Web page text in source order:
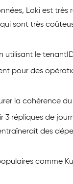
Loki est
sont très
utilisant le
pour des
la cohérence
3 répliques de
des
comme